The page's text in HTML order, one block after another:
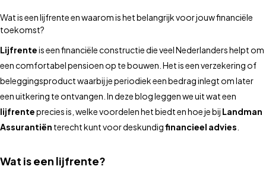
Wat is een lijfrente en waarom is het belangrijk voor jouw financiële
toekomst?
Lijfrenteis een financiële constructie die veel Nederlanders helpt om
een comfortabel pensioen op te bouwen. Het is een verzekering of
beleggingsproduct waarbij je periodiek een bedrag inlegt om later
een uitkering te ontvangen. In deze blog leggen we uit wat een
lijfrenteprecies is, welke voordelen het biedt en hoe je bij Landman
Assurantiën terecht kunt voor deskundigfinancieel advies
Wat is een lijfrente?